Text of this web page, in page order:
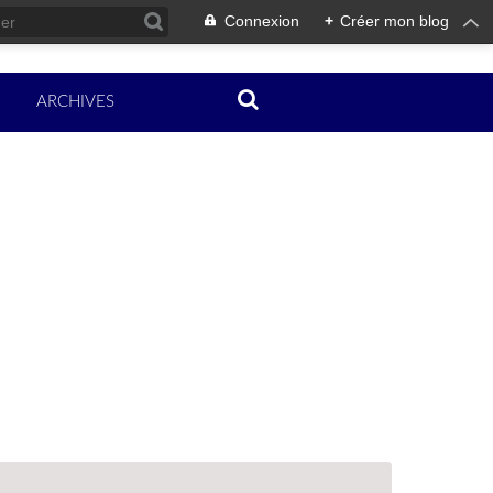
Connexion + Créer mon blog
ARCHIVES